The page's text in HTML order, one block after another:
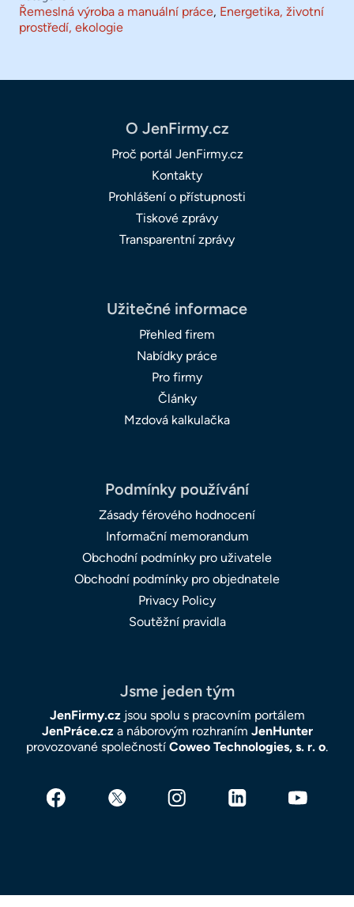
Řemeslná výroba a manuální práce, Energetika, životní
prostředí, ekologie
O JenFirmy.cz
Proč portál JenFirmy.cz
Kontakty
Prohlášení o přístupnosti
Tiskové zprávy
Transparentní zprávy
Užitečné informace
Přehled firem
Nabídky práce
Pro firmy
Články
Mzdová kalkulačka
Podmínky používání
Zásady férového hodnocení
Informační memorandum
Obchodní podmínky pro uživatele
Obchodní podmínky pro objednatele
Privacy Policy
Soutěžní pravidla
Jsme jeden tým
JenFirmy.czjsou spolu s pracovním portálem
JenPráce.cza náborovým rozhraním JenHunter
provozované společností Coweo Technologies, s. r. o.